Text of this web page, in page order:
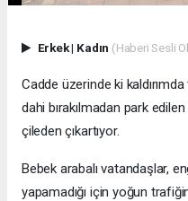
Erkek| Kadın (Haberi Sesli
Cadde üzerinde ki
dahi bırakılmadan park
çileden çıkartıyor.
​Bebek arabalı vatandaşlar,
yapamadığı için yoğun